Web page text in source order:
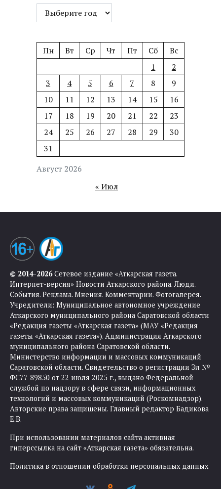
Август 2026
Пн Вт Ср Чт Пт Сб
Вс
1
2
3
4 5 6 7 8
9
10
11 12 13 14 15
16
17
18 19 20 21 22
23
24
25 26 27 28 29
30
31
« Июл
© 2014-2026Сетевое издание «Аткарская газета.
Интернет-версия» Новости Аткарского района. Люди.
События. Реклама. Мнения. Комментарии. Фотогалерея.
Учредители: Муниципальное автономное учреждение
Аткарского муниципального района Саратовской области
«Редакция газеты «Аткарская газета» (МАУ «Редакция
газеты «Аткарская газета»). Администрация Аткарского
муниципального района Саратовской области.
Министерство информации и массовых коммуникаций
Саратовской области. Свидетельство о регистрации Эл №
ФС77-89850 от 22 июля 2025 г., выдано Федеральной
службой по надзору в сфере связи, информационных
технологий и массовых коммуникаций (Роскомнадзор).
Авторские права защищены. Главный редактор Бадикова
Е.В.
При использовании материалов сайта активная
гиперссылка на сайт «Аткарская газета» обязательна.
Политика в отношении обработки персональных данных